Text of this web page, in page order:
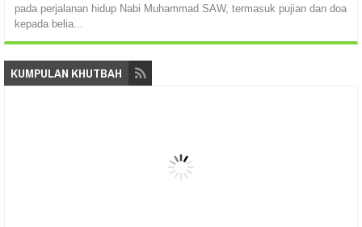
pada perjalanan hidup Nabi Muhammad SAW, termasuk pujian dan doa
kepada belia...
KUMPULAN KHUTBAH